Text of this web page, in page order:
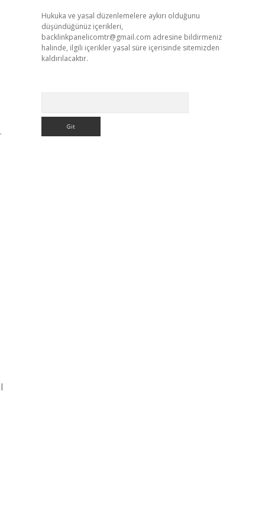
Hukuka ve yasal düzenlemelere aykırı olduğunu
düşündüğünüz içerikleri,
backlinkpanelicomtr@gmail.com adresine bildirmeniz
halinde, ilgili içerikler yasal süre içerisinde sitemizden
kaldırılacaktır.